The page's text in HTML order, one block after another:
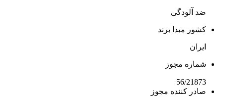
ضد آلودگی
کشور مبدا برند
ایران
شماره مجوز
56/21873
صادر کننده مجوز